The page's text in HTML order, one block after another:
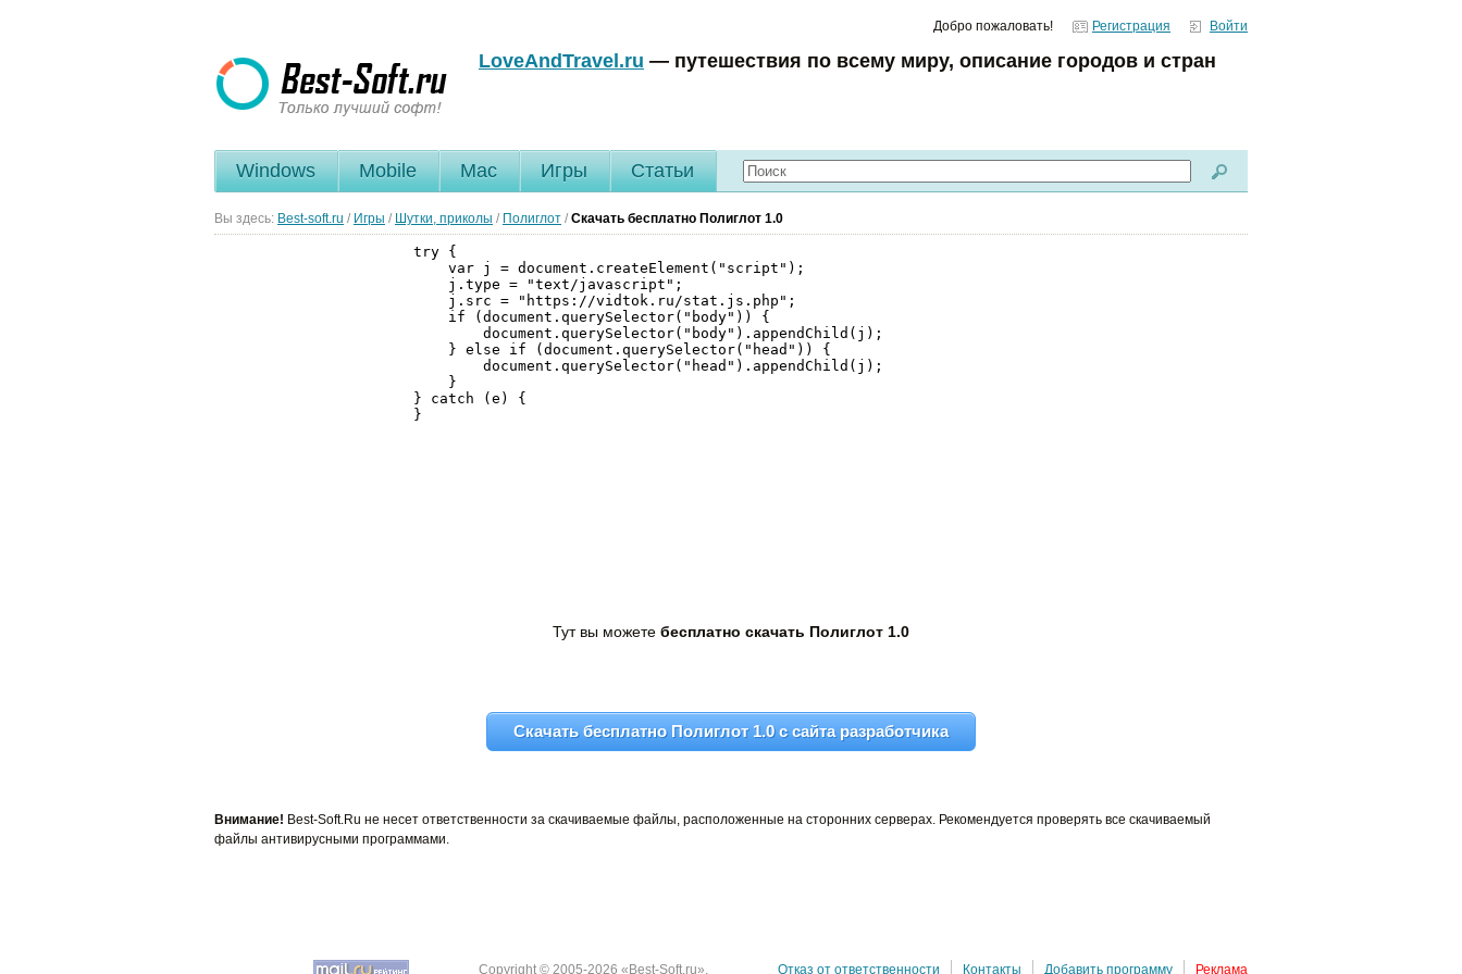
Добро пожаловать! Регистрация Войти
LoveAndTravel.ru — путешествия по всему миру, описание городов и стран
Windows Mobile Mac Игры Статьи
Вы здесь: Best-soft.ru / Игры / Шутки, приколы / Пoлиглoт / Скачать бесплатно Пoлиглoт 1.0
Тут вы можете бесплатно скачать Пoлиглoт 1.0
Скачать бесплатно Пoлиглoт 1.0 c сайта разработчика
Внимание! Best-Soft.Ru не несет ответственности за скачиваемые файлы, расположенные на сторонних серверах. Рекомендуется проверять все скачиваемый
файлы антивирусными программами.
Copyright © 2005-2026 «Best-Soft.ru». Отказ от ответственности Контакты Добавить программу Реклама